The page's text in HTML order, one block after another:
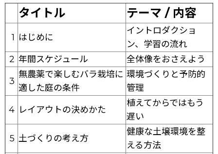
タイトル テーマ / 内容
1 はじめに
イントロダクショ
ン、学習の流れ
2 年間スケジュール 全体像をおさえよう
3
無農薬で楽しむバラ栽培に
適した庭の条件
環境づくりと予防的
管理
4 レイアウトの決めかた
植えてからではもう
遅い
5 土づくりの考え方
健康な土壌環境を整
える方法